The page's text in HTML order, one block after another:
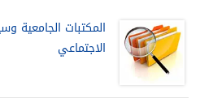
المكتبات الجامعية
الاجتماعي